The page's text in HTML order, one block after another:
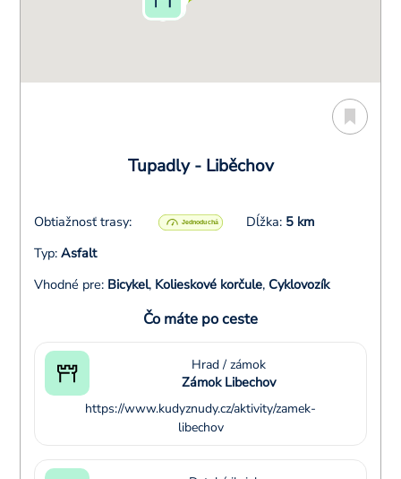
Tupadly - Liběchov
Obtiažnosť trasy: Dĺžka: 5 km
Typ: Asfalt
Vhodné pre: Bicykel, Kolieskové korčule, Cyklovozík
Čo máte po ceste
Hrad / zámok
Zámok Libechov
https://www.kudyznudy.cz/aktivity/zamek-
libechov